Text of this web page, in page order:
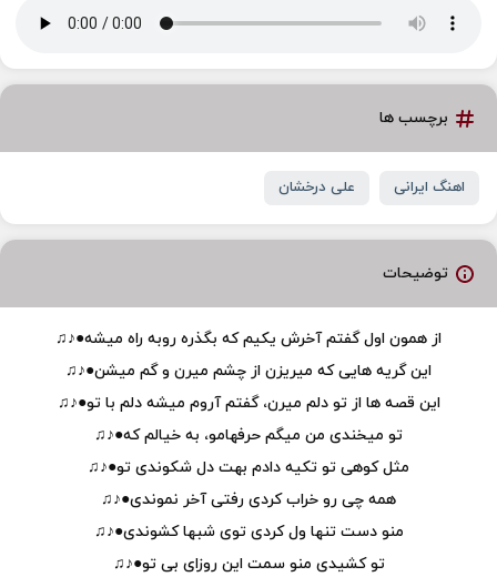
برچسب ها
اهنگ ایرانی علی درخشان
توضیحات
از همون اول گفتم آخرش یکیم که بگذره روبه راه میشه●♪♫
این گریه هایی که میریزن از چشم میرن و گم میشن●♪♫
این قصه ها از تو دلم میرن، گفتم آروم میشه دلم با تو●♪♫
تو میخندی من میگم حرفهامو، به خیالم که●♪♫
مثل کوهی تو تکیه دادم بهت دل شکوندی تو●♪♫
همه چی رو خراب کردی رفتی آخر نموندی●♪♫
منو دست تنها ول کردی توی شبها کشوندی●♪♫
تو کشیدی منو سمت این روزای بی تو●♪♫